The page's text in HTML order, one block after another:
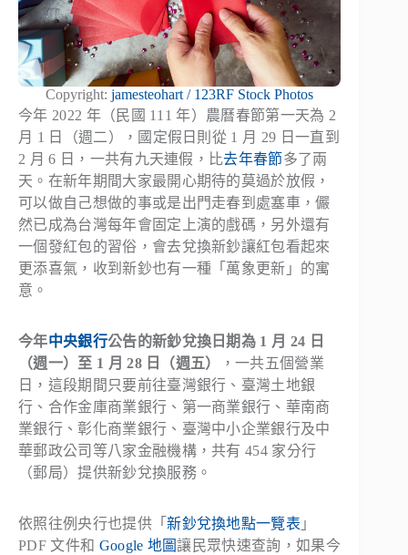
Copyright:jamesteohart / 123RF Stock Photos
今年 2022 年（民國 111 年）農曆春節第一天為 2
月 1 日（週二），國定假日則從 1 月 29 日一直到
2 月 6 日，一共有九天連假，比去年春節多了兩
天。在新年期間大家最開心期待的莫過於放假，
可以做自己想做的事或是出門走春到處塞車，儼
然已成為台灣每年會固定上演的戲碼，另外還有
一個發紅包的習俗，會去兌換新鈔讓紅包看起來
更添喜氣，收到新鈔也有一種「萬象更新」的寓
意。
今年中央銀行公告的新鈔兌換日期為 1 月 24 日
（週一）至 1 月 28 日（週五）
，一共五個營業
日，這段期間只要前往臺灣銀行、臺灣土地銀
行、合作金庫商業銀行、第一商業銀行、華南商
業銀行、彰化商業銀行、臺灣中小企業銀行及中
華郵政公司等八家金融機構，共有 454 家分行
（郵局）提供新鈔兌換服務。
依照往例央行也提供「新鈔兌換地點一覽表 」
PDF 文件和 Google 地圖讓民眾快速查詢，如果今